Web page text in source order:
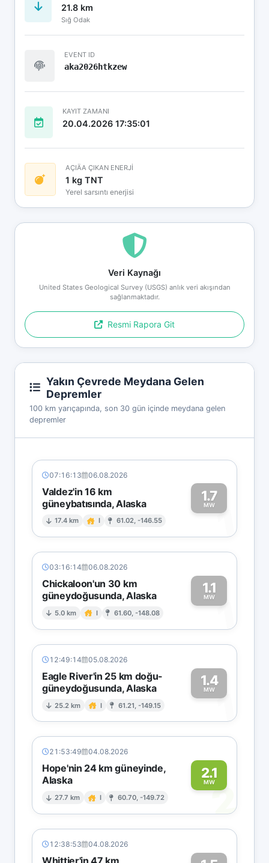
21.8 km
Sığ Odak
EVENT ID
aka2026htkzew
KAYIT ZAMANI
20.04.2026 17:35:01
AÇIÄA ÇIKAN ENERJİ
1 kg TNT
Yerel sarsıntı enerjisi
Veri Kaynağı
United States Geological Survey (USGS) anlık veri akışından
sağlanmaktadır.
Resmi Rapora Git
Yakın Çevrede Meydana Gelen
Depremler
100 km yarıçapında, son 30 gün içinde meydana gelen
depremler
07:16:13 06.08.2026
Valdez'in 16 km
güneybatısında, Alaska
17.4 km I 61.02, -146.55
1.7
MW1
03:16:14 06.08.2026
Chickaloon'un 30 km
güneydoğusunda, Alaska
5.0 km I 61.60, -148.08
1.1
MW1
12:49:14 05.08.2026
Eagle River'in 25 km doğu-
güneydoğusunda, Alaska
25.2 km I 61.21, -149.15
1.4
MW1
21:53:49 04.08.2026
Hope'nin 24 km güneyinde,
Alaska
27.7 km I 60.70, -149.72
2.1
MW2
12:38:53 04.08.2026
Whittier'in 47 km